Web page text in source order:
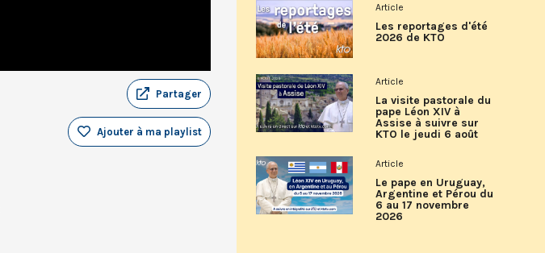
Partager
Ajouter à ma playlist
Article
Les reportages d'été
2026 de KTO
Article
La visite pastorale du
pape Léon XIV à
Assise à suivre sur
KTO le jeudi 6 août
Article
Le pape en Uruguay,
Argentine et Pérou du
6 au 17 novembre
2026